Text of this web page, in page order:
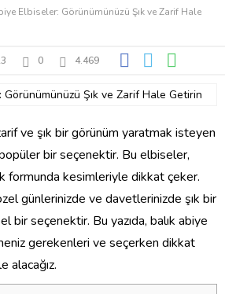
Elbiseler: Görünümünüzü Şık ve Zarif Hale
0 4.469
ve şık bir görünüm yaratmak isteyen
bir seçenektir. Bu elbiseler,
formunda kesimleriyle dikkat çeker.
günlerinizde ve davetlerinizde şık bir
bir seçenektir. Bu yazıda, balık abiye
gerekenleri ve seçerken dikkat
alacağız.